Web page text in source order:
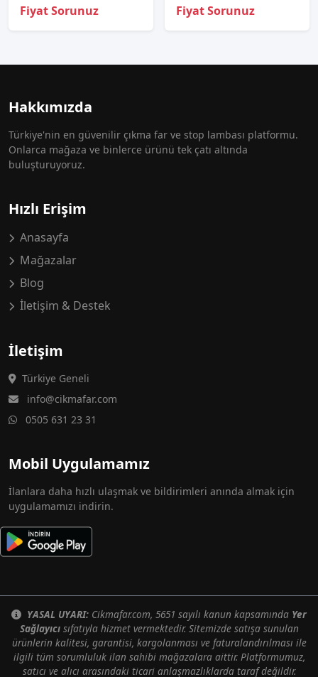
Fiyat Sorunuz Fiyat Sorunuz
Hakkımızda
Türkiye'nin en güvenilir çıkma far ve stop lambası platformu.
Onlarca mağaza ve binlerce ürünü tek çatı altında
buluşturuyoruz.
Hızlı Erişim
Anasayfa
Mağazalar
Blog
İletişim & Destek
İletişim
Türkiye Geneli
info@cikmafar.com
0505 631 23 31
Mobil Uygulamamız
İlanlara daha hızlı ulaşmak ve bildirimleri anında almak için
uygulamamızı indirin.
YASAL UYARI: Cikmafar.com, 5651 sayılı kanun kapsamında Yer
Sağlayıcısıfatıyla hizmet vermektedir. Sitemizde satışa sunulan
ürünlerin kalitesi, garantisi, kargolanması ve faturalandırılması ile
ilgili tüm sorumluluk ilan sahibi mağazalara aittir. Platformumuz,
satıcı ve alıcı arasındaki ticari anlaşmazlıklarda taraf değildir.